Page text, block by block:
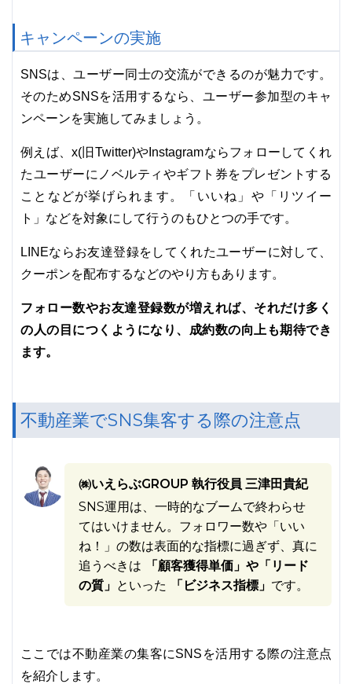
キャンペーンの実施
SNSは、ユーザー同士の交流ができるのが魅力です。
そのためSNSを活用するなら、ユーザー参加型のキャ
ンペーンを実施してみましょう。
例えば、x(旧Twitter)やInstagramならフォローしてくれ
たユーザーにノベルティやギフト券をプレゼントする
ことなどが挙げられます。「いいね」や「リツイー
ト」などを対象にして行うのもひとつの手です。
LINEならお友達登録をしてくれたユーザーに対して、
クーポンを配布するなどのやり方もあります。
フォロー数やお友達登録数が増えれば、それだけ多く
の人の目につくようになり、成約数の向上も期待でき
ます。
不動産業でSNS集客する際の注意点
㈱いえらぶGROUP 執行役員 三津田貴紀
SNS運用は、一時的なブームで終わらせ
てはいけません。フォロワー数や「いい
ね！」の数は表面的な指標に過ぎず、真に
追うべきは 「顧客獲得単価」や「リード
の質」 といった 「ビジネス指標」 です。
ここでは不動産業の集客にSNSを活用する際の注意点
を紹介します。